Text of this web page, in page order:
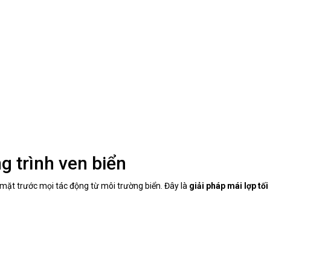
trình ven biển
trước mọi tác động từ môi trường biển. Đây là giải pháp mái lợp tối